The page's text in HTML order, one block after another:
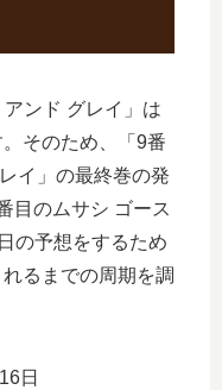
ンド グレイ」は
そのため、「9番
イ」の最終巻の発
目のムサシ ゴース
の予想をするため
るまでの周期を調
日